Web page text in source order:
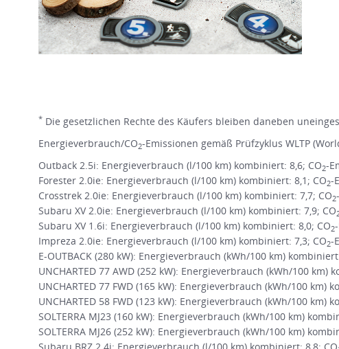
* Die gesetzlichen Rechte des Käufers bleiben daneben
Energieverbrauch/CO2-Emissionen gemäß Prüfzyklus WLTP
Outback 2.5i: Energieverbrauch (l/100 km) kombiniert: 8,6; CO2-
Forester 2.0ie: Energieverbrauch (l/100 km) kombiniert: 8,1; CO2-
Crosstrek 2.0ie: Energieverbrauch (l/100 km) kombiniert: 7,7; CO2
Subaru XV 2.0ie: Energieverbrauch (l/100 km) kombiniert: 7,9; CO
Subaru XV 1.6i: Energieverbrauch (l/100 km) kombiniert: 8,0; CO2
Impreza 2.0ie: Energieverbrauch (l/100 km) kombiniert: 7,3; CO2-
E-OUTBACK (280 kW): Energieverbrauch (kWh/100 km)
UNCHARTED 77 AWD (252 kW): Energieverbrauch (kWh/100 km)
UNCHARTED 77 FWD (165 kW): Energieverbrauch (kWh/100 km)
UNCHARTED 58 FWD (123 kW): Energieverbrauch (kWh/100 km)
SOLTERRA MJ23 (160 kW): Energieverbrauch (kWh/100 km)
SOLTERRA MJ26 (252 kW): Energieverbrauch (kWh/100 km)